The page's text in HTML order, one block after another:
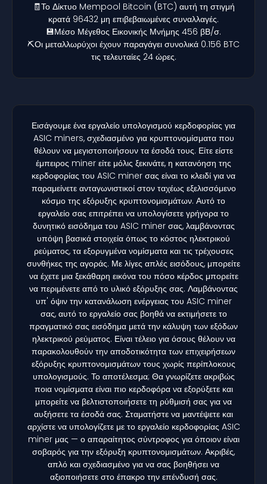
🧾Το Δίκτυο Mempool Bitcoin (BTC) αυτή τη στιγμή
κρατά 96432 μη επιβεβαιωμένες συναλλαγές.
💾Μέσο Μέγεθος Εικονικής Μνήμης 456 βΒ/σ.
⛏️Οι μεταλλωρύχοι έχουν παραγάγει συνολικά 0.156 BTC
τις τελευταίες 24 ώρες.
Εισάγουμε ένα εργαλείο υπολογισμού κερδοφορίας για
ASIC miners, σχεδιασμένο για κρυπτονομίσματα που
θέλουν να μεγιστοποιήσουν τα έσοδά τους. Είτε είστε
έμπειρος miner είτε μόλις ξεκινάτε, η κατανόηση της
κερδοφορίας του ASIC miner σας είναι το κλειδί για να
παραμείνετε ανταγωνιστικοί στον ταχέως εξελισσόμενο
κόσμο της εξόρυξης κρυπτονομισμάτων. Αυτό το
εργαλείο σας επιτρέπει να υπολογίσετε γρήγορα το
δυνητικό εισόδημα του ASIC miner σας, λαμβάνοντας
υπόψη βασικά στοιχεία όπως το κόστος ηλεκτρικού
ρεύματος, τα εξορυγμένα νομίσματα και τις τρέχουσες
συνθήκες της αγοράς. Με λίγες απλές εισόδους, μπορείτε
να έχετε μια ξεκάθαρη εικόνα του πόσο κέρδος μπορείτε
να περιμένετε από το υλικό εξόρυξης σας. Λαμβάνοντας
υπ' όψιν την κατανάλωση ενέργειας του ASIC miner
σας, αυτό το εργαλείο σας βοηθά να εκτιμήσετε το
πραγματικό σας εισόδημα μετά την κάλυψη των εξόδων
ηλεκτρικού ρεύματος. Είναι τέλειο για όσους θέλουν να
παρακολουθούν την αποδοτικότητα των επιχειρήσεων
εξόρυξης κρυπτονομισμάτων τους χωρίς περίπλοκους
υπολογισμούς. Το αποτέλεσμα; Θα γνωρίζετε ακριβώς
ποια νομίσματα είναι πιο κερδοφόρα να εξορύξετε και
μπορείτε να βελτιστοποιήσετε τη ρύθμισή σας για να
αυξήσετε τα έσοδά σας. Σταματήστε να μαντέψετε και
αρχίστε να υπολογίζετε με το εργαλείο κερδοφορίας ASIC
miner μας — ο απαραίτητος σύντροφος για όποιον είναι
σοβαρός για την εξόρυξη κρυπτονομισμάτων. Ακριβές,
απλό και σχεδιασμένο για να σας βοηθήσει να
αξιοποιήσετε στο έπακρο την επένδυσή σας.